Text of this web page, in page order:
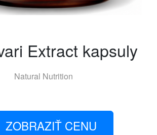
Extract kapsuly
Natural Nutrition
ZOBRAZIŤ CENU